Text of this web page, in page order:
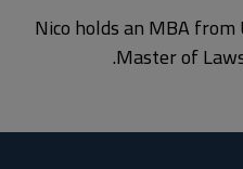
Nico holds an MBA
Master of